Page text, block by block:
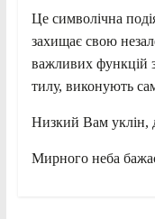
Це символічна
захищає свою
важливих функцій
тилу, виконують
Низкий Вам уклін,
Мирного неба